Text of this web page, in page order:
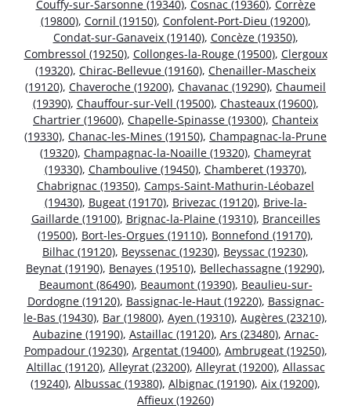
Couffy-sur-Sarsonne (19340), Cosnac (19360), Corrèze
(19800), Cornil (19150), Confolent-Port-Dieu (19200),
Condat-sur-Ganaveix (19140), Concèze (19350),
Combressol (19250), Collonges-la-Rouge (19500), Clergoux
(19320), Chirac-Bellevue (19160), Chenailler-Mascheix
(19120), Chaveroche (19200), Chavanac (19290), Chaumeil
(19390), Chauffour-sur-Vell (19500), Chasteaux (19600),
Chartrier (19600), Chapelle-Spinasse (19300), Chanteix
(19330), Chanac-les-Mines (19150), Champagnac-la-Prune
(19320), Champagnac-la-Noaille (19320), Chameyrat
(19330), Chamboulive (19450), Chamberet (19370),
Chabrignac (19350), Camps-Saint-Mathurin-Léobazel
(19430), Bugeat (19170), Brivezac (19120), Brive-la-
Gaillarde (19100), Brignac-la-Plaine (19310), Branceilles
(19500), Bort-les-Orgues (19110), Bonnefond (19170),
Bilhac (19120), Beyssenac (19230), Beyssac (19230),
Beynat (19190), Benayes (19510), Bellechassagne (19290),
Beaumont (86490), Beaumont (19390), Beaulieu-sur-
Dordogne (19120), Bassignac-le-Haut (19220), Bassignac-
le-Bas (19430), Bar (19800), Ayen (19310), Augères (23210),
Aubazine (19190), Astaillac (19120), Ars (23480), Arnac-
Pompadour (19230), Argentat (19400), Ambrugeat (19250),
Altillac (19120), Alleyrat (23200), Alleyrat (19200), Allassac
(19240), Albussac (19380), Albignac (19190), Aix (19200),
Affieux (19260)